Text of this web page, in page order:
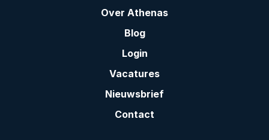
Over Athenas
Blog
Login
Vacatures
Nieuwsbrief
Contact